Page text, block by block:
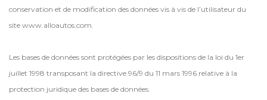
conservation et de modification des données vis à vis de l’utilisateur du
site www.alloautos.com.
Les bases de données sont protégées par les dispositions de la loi du 1er
juillet 1998 transposant la directive 96/9 du 11 mars 1996 relative à la
protection juridique des bases de données.